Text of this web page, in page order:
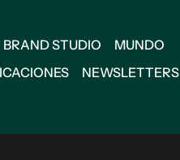
BRAND STUDIO
MUNDO
NEWSLETTERS